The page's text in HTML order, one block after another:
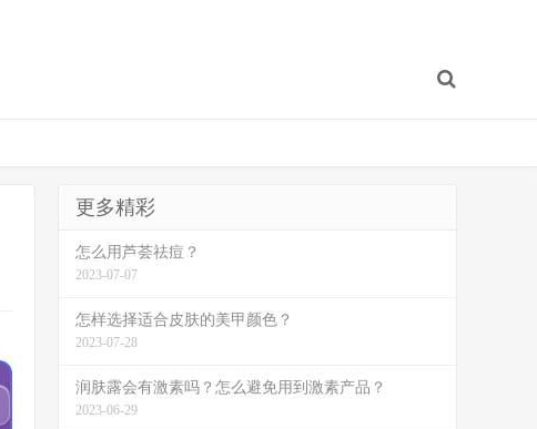
更多精彩
怎么用芦荟祛痘？
2023-07-07
怎样选择适合皮肤的美甲颜色？
2023-07-28
润肤露会有激素吗？怎么避免用到激素产品？
2023-06-29